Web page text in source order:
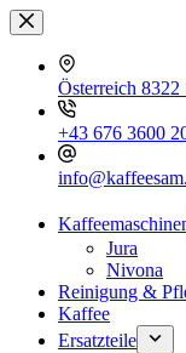
Zum
Inhalt
springen
Österreich 8322
+43 676 3600
Jura
Nivona
Reinigung &
Kaffee
Ersatzteile